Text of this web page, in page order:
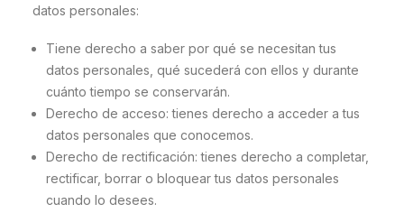
datos personales:
Tiene derecho a saber por qué se necesitan tus
datos personales, qué sucederá con ellos y durante
cuánto tiempo se conservarán.
Derecho de acceso: tienes derecho a acceder a tus
datos personales que conocemos.
Derecho de rectificación: tienes derecho a completar,
rectificar, borrar o bloquear tus datos personales
cuando lo desees.